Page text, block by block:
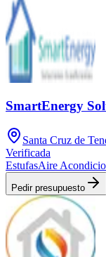
SmartEnergy
Santa Cruz de
Verificada
EstufasAire
Pedir presupuesto